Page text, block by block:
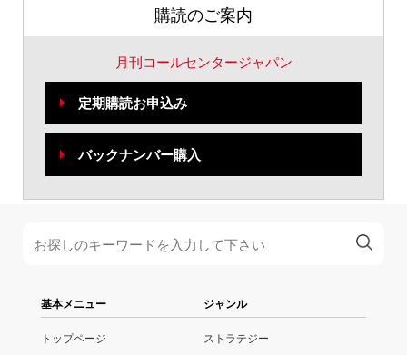
購読のご案内
月刊コールセンタージャパン
定期購読お申込み
バックナンバー購入
基本メニュー
トップページ
ジャンル
ストラテジー